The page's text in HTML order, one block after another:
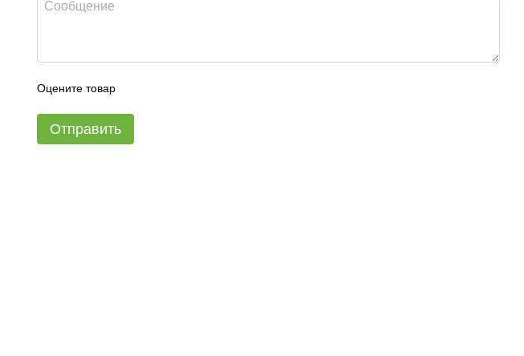
Оцените товар
Отправить